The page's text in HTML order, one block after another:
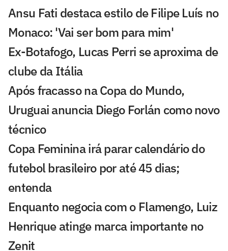
Ansu Fati destaca estilo de Filipe Luís no
Monaco: 'Vai ser bom para mim'
Ex-Botafogo, Lucas Perri se aproxima de
clube da Itália
Após fracasso na Copa do Mundo,
Uruguai anuncia Diego Forlán como novo
técnico
Copa Feminina irá parar calendário do
futebol brasileiro por até 45 dias;
entenda
Enquanto negocia com o Flamengo, Luiz
Henrique atinge marca importante no
Zenit